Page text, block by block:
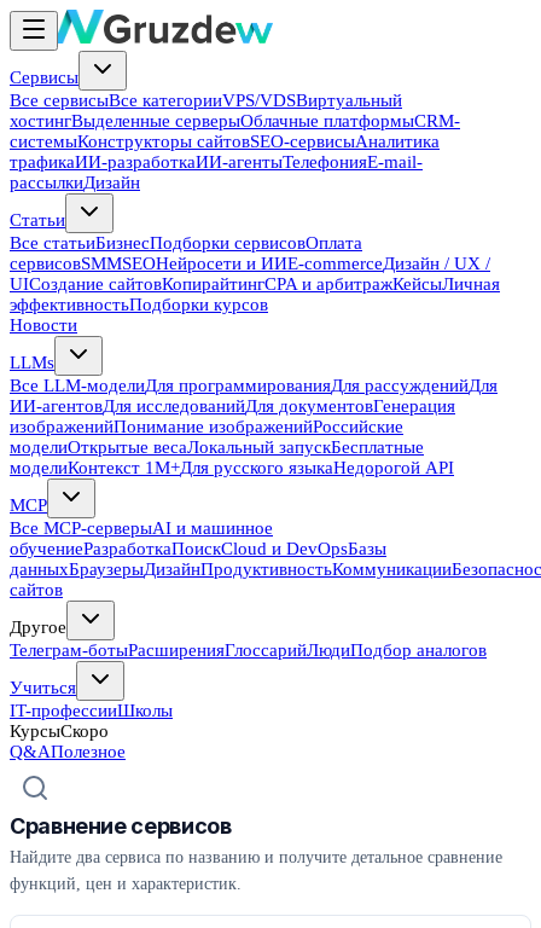
Сервисы
Все сервисыВсе категорииVPS/VDSВиртуальный
хостингВыделенные серверыОблачные платформыCRM-
системыКонструкторы сайтовSEO-сервисыАналитика
трафикаИИ-разработкаИИ-агентыТелефонияE-mail-
рассылкиДизайн
Статьи
Все статьиБизнесПодборки сервисовОплата
сервисовSMMSEOНейросети и ИИE-commerceДизайн / UX /
UIСоздание сайтовКопирайтингCPA и арбитражКейсыЛичная
эффективностьПодборки курсов
Новости
LLMs
Все LLM-моделиДля программированияДля рассужденийДля
ИИ-агентовДля исследованийДля документовГенерация
изображенийПонимание изображенийРоссийские
моделиОткрытые весаЛокальный запускБесплатные
моделиКонтекст 1M+Для русского языкаНедорогой API
MCP
Все MCP-серверыAI и машинное
обучениеРазработкаПоискCloud и DevOpsБазы
данныхБраузерыДизайнПродуктивностьКоммуникации
сайтов
Другое
Телеграм-ботыРасширенияГлоссарийЛюдиПодбор аналогов
Учиться
IT-профессииШколы
КурсыСкоро
Q&AПолезное
Сравнение сервисов
Найдите два сервиса по названию и получите детальное сравнение
функций, цен и характеристик.